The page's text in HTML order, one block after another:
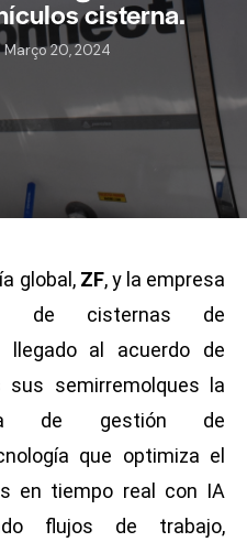
cisterna.
Março 20, 2024
global, ZF, y la empresa
de cisternas de
llegado al acuerdo de
semirremolques la
de gestión de
que optimiza el
en tiempo real con IA
flujos de trabajo,